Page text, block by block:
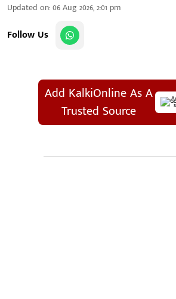
Updated on:06 Aug 2026, 2:01 pm
Follow Us
Add KalkiOnline As A
Trusted Source